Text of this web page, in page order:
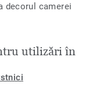
decorul camerei
utilizări în